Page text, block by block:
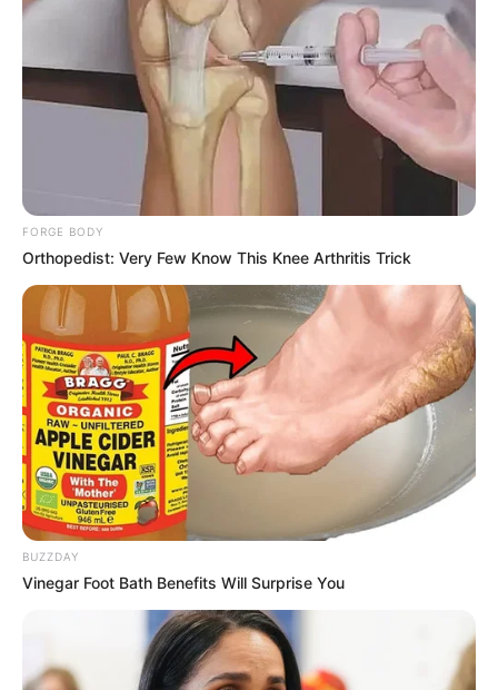
Anti Mainstream, 10 Cara
Membawa Barang Belanjaan
Versi Warga Thailand
Langka Banget! 10 Pose Lucu
Katak yang Bikin Ketawa
Gemes
Ambyar! 10 Kalimat Baper
Pakai Bahasa Jawa Ini Bikin
FORGE BODY
Orthopedist: Very Few Know This Knee Arthritis Trick
BUZZDAY
Vinegar Foot Bath Benefits Will Surprise You